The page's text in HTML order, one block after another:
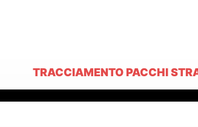
TRACCIAMENTO PACCHI